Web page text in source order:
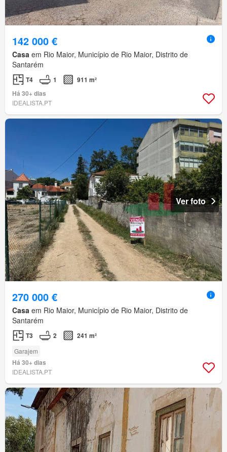
142 000 €
Casa em Rio Maior, Município de Rio Maior, Distrito de
Santarém
T4 1
911 m²
Há 30+ dias
IDEALISTA.PT
Ver foto
270 000 €
Casa em Rio Maior, Município de Rio Maior, Distrito de
Santarém
T3 2 241 m²
Garajem
Há 30+ dias
IDEALISTA.PT